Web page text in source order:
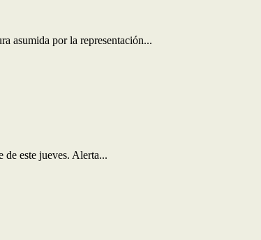
asumida por la representación...
de este jueves. Alerta...